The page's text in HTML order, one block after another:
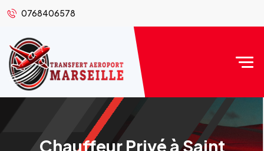
0768406578
Chauffeur Privé à Saint